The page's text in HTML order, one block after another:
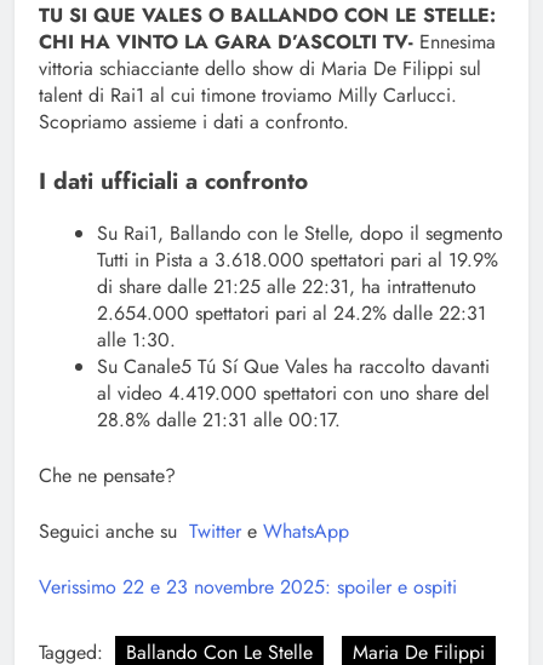
TU SI QUE VALES O BALLANDO CON LE STELLE:
CHI HA VINTO LA GARA D’ASCOLTI TV- Ennesima
vittoria schiacciante dello show di Maria De Filippi sul
talent di Rai1 al cui timone troviamo Milly Carlucci.
Scopriamo assieme i dati a confronto.
I dati ufficiali a confronto
Su Rai1, Ballando con le Stelle, dopo il segmento
Tutti in Pista a 3.618.000 spettatori pari al 19.9%
di share dalle 21:25 alle 22:31, ha intrattenuto
2.654.000 spettatori pari al 24.2% dalle 22:31
alle 1:30.
Su Canale5 Tú Sí Que Vales ha raccolto davanti
al video 4.419.000 spettatori con uno share del
28.8% dalle 21:31 alle 00:17.
Che ne pensate?
Seguici anche su Twitter e WhatsApp
Verissimo 22 e 23 novembre 2025: spoiler e ospiti
Tagged: Ballando Con Le Stelle Maria De Filippi